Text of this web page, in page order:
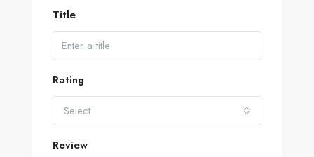
Title
Rating
Select
Review